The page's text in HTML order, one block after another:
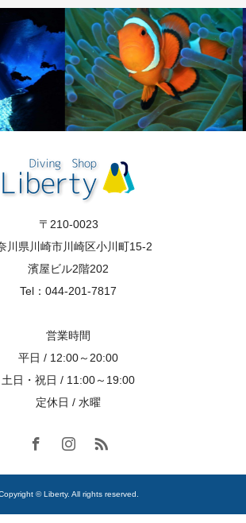
〒210-0023
川県川崎市川崎区小川町15-2
濱屋ビル2階202
Tel：044-201-7817
営業時間
平日 / 12:00～20:00
土日・祝日 / 11:00～19:00
定休日 / 水曜
© Liberty. All rights reserved.